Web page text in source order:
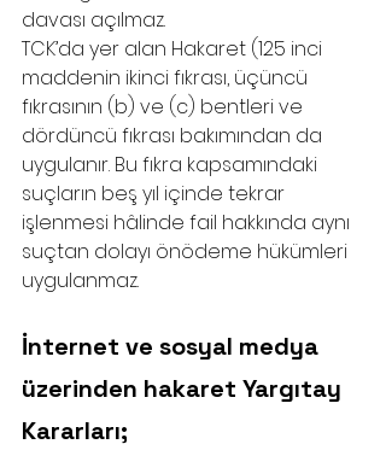
davası açılmaz.
TCK’da yer alan Hakaret (125 inci
maddenin ikinci fıkrası, üçüncü
fıkrasının (b) ve (c) bentleri ve
dördüncü fıkrası bakımından da
uygulanır. Bu fıkra kapsamındaki
suçların beş yıl içinde tekrar
işlenmesi hâlinde fail hakkında aynı
suçtan dolayı önödeme hükümleri
uygulanmaz.
İnternet ve sosyal medya
üzerinden hakaret Yargıtay
Kararları;